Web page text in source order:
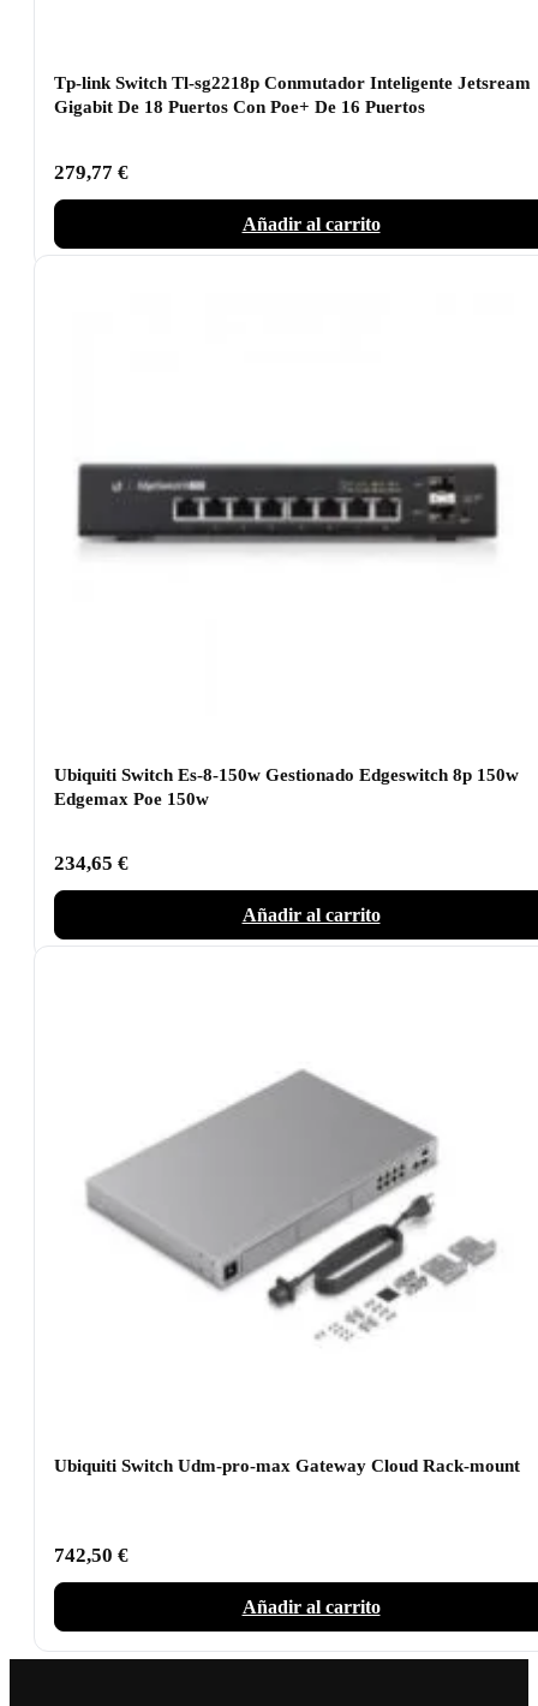
Tp-link Switch Tl-sg2218p Conmutador Inteligente Jetsream
Gigabit De 18 Puertos Con Poe+ De 16 Puertos
279,77 €
Añadir al carrito
Ubiquiti Switch Es-8-150w Gestionado Edgeswitch 8p 150w
Edgemax Poe 150w
234,65 €
Añadir al carrito
Ubiquiti Switch Udm-pro-max Gateway Cloud Rack-mount
742,50 €
Añadir al carrito